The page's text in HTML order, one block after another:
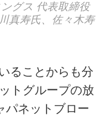
グス 代表取締役
真寿氏、佐々木寿
ることからも分
トグループの放
パネットブロー